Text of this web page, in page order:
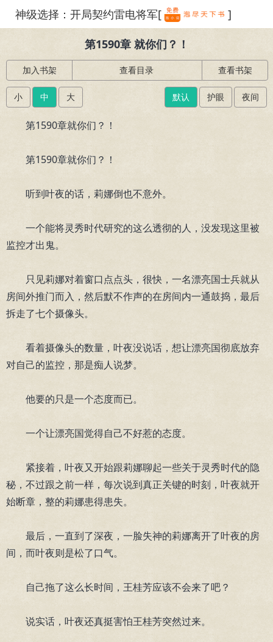
神级选择：开局契约雷电将军[ ]
第1590章 就你们？！
加入书架 查看目录 查看书架
小 中 大 默认 护眼 夜间
第1590章就你们？！
第1590章就你们？！
听到叶夜的话，莉娜倒也不意外。
一个能将灵秀时代研究的这么透彻的人，没发现这里被
监控才出鬼。
只见莉娜对着窗口点点头，很快，一名漂亮国士兵就从
房间外推门而入，然后默不作声的在房间内一通鼓捣，最后
拆走了七个摄像头。
看着摄像头的数量，叶夜没说话，想让漂亮国彻底放弃
对自己的监控，那是痴人说梦。
他要的只是一个态度而已。
一个让漂亮国觉得自己不好惹的态度。
紧接着，叶夜又开始跟莉娜聊起一些关于灵秀时代的隐
秘，不过跟之前一样，每次说到真正关键的时刻，叶夜就开
始断章，整的莉娜患得患失。
最后，一直到了深夜，一脸失神的莉娜离开了叶夜的房
间，而叶夜则是松了口气。
自己拖了这么长时间，王桂芳应该不会来了吧？
说实话，叶夜还真挺害怕王桂芳突然过来。